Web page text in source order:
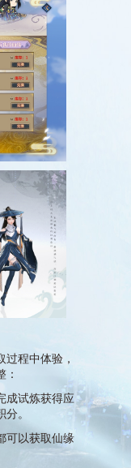
程中体验，
成试炼获得应
。
可以获取仙缘